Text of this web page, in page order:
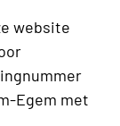
website
Egem met